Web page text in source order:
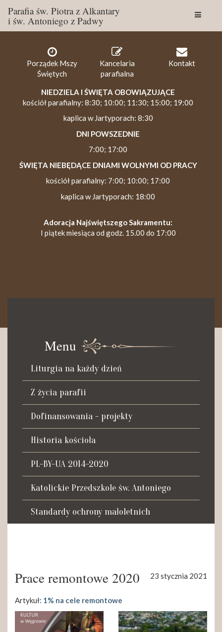
Parafia św. Piotra z Alkantary
i św. Antoniego z Padwy
Porządek Mszy
Świętych
Kancelaria
parafialna
Kontakt
NIEDZIELA I ŚWIĘTA OBOWIĄZUJĄCE
kościół parafialny: 8:30; 10:00; 11:30; 15:00; 19:00
kaplica w Jartyporach: 8:30
DNI POWSZEDNIE
7:00; 17:00
ŚWIĘTA NIEBĘDĄCE DNIAMI WOLNYMI OD PRACY
kościół parafialny: 7:00; 10:00; 17:00
kaplica w Jartyporach: 18:00
Adoracja Najświętszego Sakramentu:
I piątek miesiąca od godz. 15.00 do 17:00
Czynna od poniedziałku do soboty do godz. 8.30 oraz po Mszy
św. wieczornej do godz. 18.00.
Telefon dyżurny: +48 665 034 305
Zwiedzanie kościoła i ekspozycji muzealnej:
kustosz-przewodnik
Roman Postek + 48 667 684 406
Parafia św. Piotra z Alkantary
i św. Antoniego z Padwy
Tadeusza Kościuszki 27a
07-100 Węgrów
e-mail:rkosk@op.pl; wegrow.klasztor@drohiczynska.pl
Numer konta:
59 9236 0008 0012 8645 2000 0010
Menu
Liturgia na każdy dzień
Z życia parafii
Dofinansowania - projekty
Historia kościoła
PL-BY-UA 2014-2020
Katolickie Przedszkole św. Antoniego
Standardy ochrony małoletnich
23 stycznia 2021
Prace remontowe 2020
Artykuł: 1% na cele remontowe